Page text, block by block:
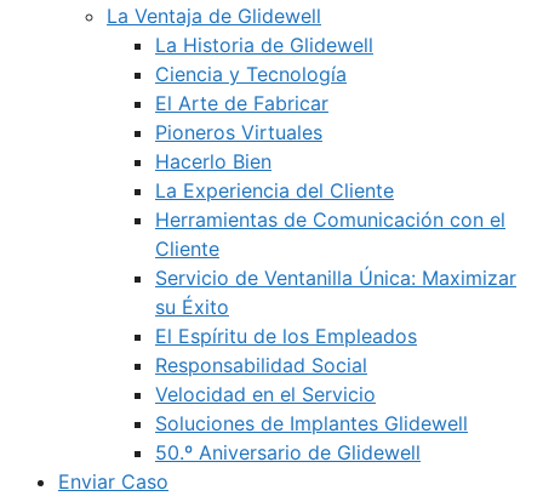
La Ventaja de Glidewell
La Historia de Glidewell
Ciencia y Tecnología
El Arte de Fabricar
Pioneros Virtuales
Hacerlo Bien
La Experiencia del Cliente
Herramientas de Comunicación con el
Cliente
Servicio de Ventanilla Única: Maximizar
su Éxito
El Espíritu de los Empleados
Responsabilidad Social
Velocidad en el Servicio
Soluciones de Implantes Glidewell
50.º Aniversario de Glidewell
Enviar Caso